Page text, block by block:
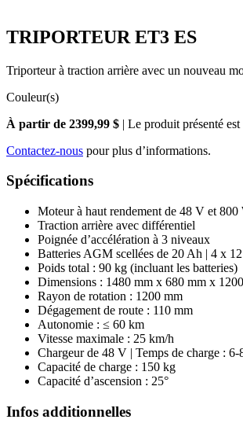
TRIPORTEUR ET3 ES
Triporteur à traction arrière avec un nouveau
Couleur(s)
À partir de 2399,99 $ | Le produit présenté
Contactez-nous pour plus d’informations.
Spécifications
Moteur à haut rendement de 48 V et 800
Traction arrière avec différentiel
Poignée d’accélération à 3 niveaux
Batteries AGM scellées de 20 Ah | 4 x
Poids total : 90 kg (incluant les batteries)
Dimensions : 1480 mm x 680 mm x
Rayon de rotation : 1200 mm
Dégagement de route : 110 mm
Autonomie : ≤ 60 km
Vitesse maximale : 25 km/h
Chargeur de 48 V | Temps de charge : 6-
Capacité de charge : 150 kg
Capacité d’ascension : 25°
Infos additionnelles